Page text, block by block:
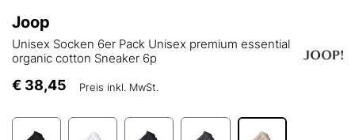
Joop
Unisex Socken 6er Pack Unisex premium essential
organic cotton Sneaker 6p
€ 38,45 Preis inkl. MwSt.